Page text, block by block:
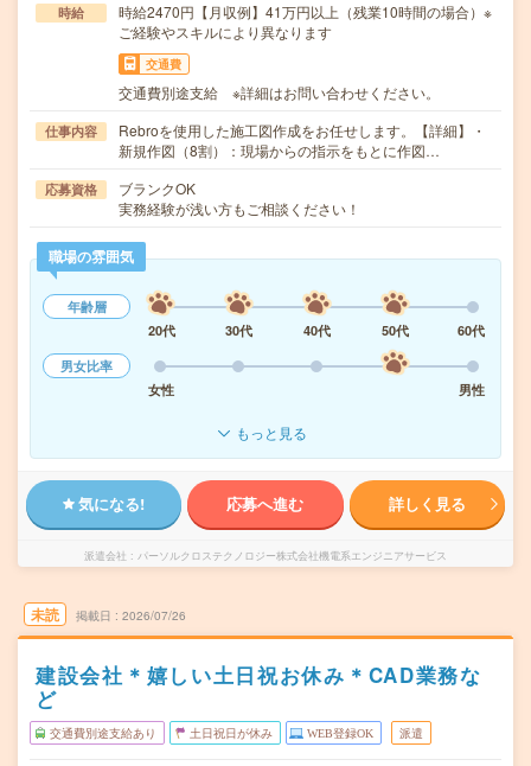
時給
時給2470円【月収例】41万円以上（残業10時間の場合）※
ご経験やスキルにより異なります
交通費
交通費別途支給 ※詳細はお問い合わせください。
仕事内容
Rebroを使用した施工図作成をお任せします。【詳細】・
新規作図（8割）：現場からの指示をもとに作図…
応募資格
ブランクOK
実務経験が浅い方もご相談ください！
職場の雰囲気
年齢層
20代
30代 40代 50代
60代
男女比率
女性
男性
もっと見る
気になる! 応募へ進む 詳しく見る
派遣会社 パーソルクロステクノロジー株式会社機電系エンジニアサービス
未読 掲載日 2026/07/26
建設会社＊嬉しい土日祝お休み＊CAD業務な
ど
交通費別途支給あり 土日祝日が休み WEB登録OK 派遣